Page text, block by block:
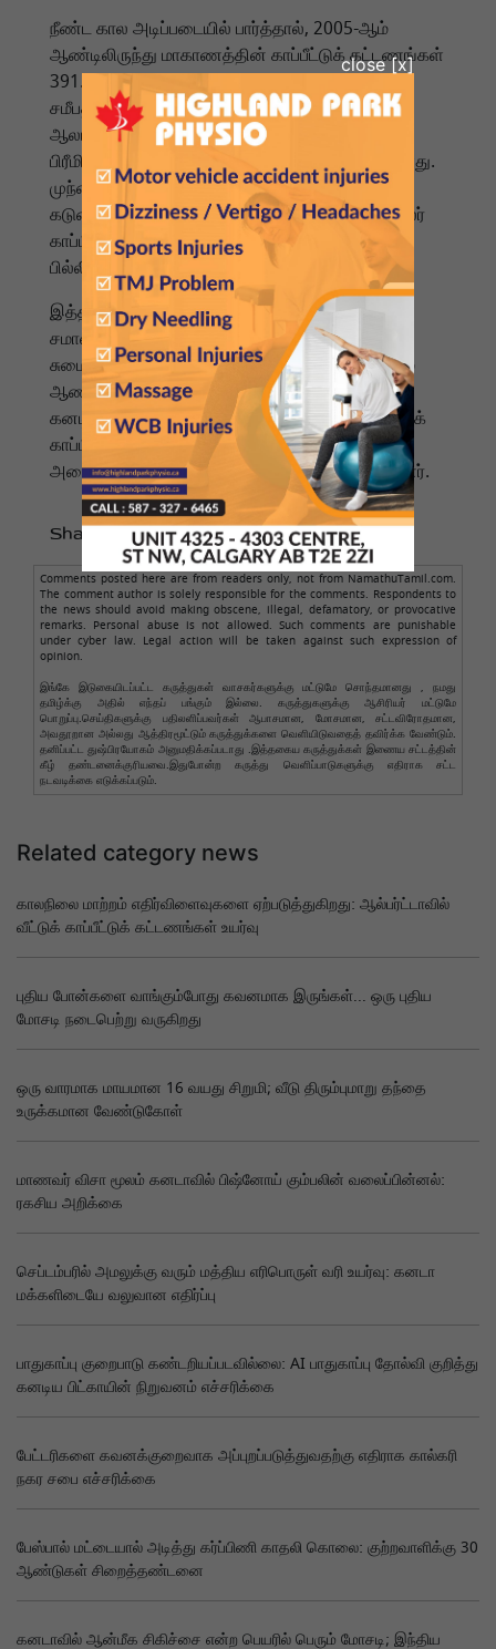
நீண்ட கால அடிப்படையில் பார்த்தால், 2005-ஆம்
ஆண்டிலிருந்து மாகாணத்தின் காப்பீட்டுக் கட்டணங்கள்
391.6 சதவீதம் அதிகரித்துள்ளன. மாகாணத்தில்
சமீபத்தில் ஏற்பட்ட காட்டுத்தீ மற்றும் கடுமையான
ஆலங்கட்டி மழையானது, காப்பீட்டு நிறுவனங்களை
பிரீமியங்களை கடுமையாக உயர்த்த நிர்பந்தித்துள்ளது.
முந்தைய ஆண்டுகளில், கால்கரியில் ஏற்பட்ட
கடுமையான ஆலங்கட்டி மழையால் 3 பில்லியன் டாலர்
காப்பீட்டு இழப்புகளும், ஜாஸ்பர் காட்டுத்தீயால் 1.1
பில்லியன் டாலர் இழப்புகளும் ஏற்பட்டன.
இத்தகைய பெரும் நிதிச் சுமைகளைச்
சமாளிப்பதற்காக, காப்பீட்டு நிறுவனங்கள் இந்தச்
சுமையை நுகர்வோர் மீது சுமத்தி வருகின்றன. வரும்
ஆண்டுகளில், மோசமான வானிலை நிலைகள்
கனடியர்களின் நிதிப் பாதுகாப்பிற்கும் நாட்டின் வீட்டுக்
காப்பீட்டுச் சந்தைக்கும் தொடர்ந்து ஒரு சவாலாக
அமையும் என்று இத்துறை வல்லுநர்கள் நம்புகின்றனர்.
Share to :
Comments posted here are from readers only, not from NamathuTamil.com.
The comment author is solely responsible for the comments. Respondents to
the news should avoid making obscene, illegal, defamatory, or provocative
remarks. Personal abuse is not allowed. Such comments are punishable
under cyber law. Legal action will be taken against such expression of
opinion.
இங்கே இடுகையிடப்பட்ட கருத்துகள் வாசகர்களுக்கு மட்டுமே சொந்தமானது , நமது
தமிழ்க்கு அதில் எந்தப் பங்கும் இல்லை. கருத்துகளுக்கு ஆசிரியர் மட்டுமே
பொறுப்பு.செய்திகளுக்கு பதிலளிப்பவர்கள் ஆபாசமான, மோசமான, சட்டவிரோதமான,
அவதூறான அல்லது ஆத்திரமூட்டும் கருத்துக்களை வெளியிடுவதைத் தவிர்க்க வேண்டும்.
தனிப்பட்ட துஷ்பிரயோகம் அனுமதிக்கப்படாது .இத்தகைய கருத்துக்கள் இணைய சட்டத்தின்
கீழ் தண்டனைக்குரியவை.இதுபோன்ற கருத்து வெளிப்பாடுகளுக்கு எதிராக சட்ட
நடவடிக்கை எடுக்கப்படும்.
Related category news
காலநிலை மாற்றம் எதிர்விளைவுகளை ஏற்படுத்துகிறது: ஆல்பர்ட்டாவில்
வீட்டுக் காப்பீட்டுக் கட்டணங்கள் உயர்வு
புதிய போன்களை வாங்கும்போது கவனமாக இருங்கள்... ஒரு புதிய
மோசடி நடைபெற்று வருகிறது
ஒரு வாரமாக மாயமான 16 வயது சிறுமி; வீடு திரும்புமாறு தந்தை
உருக்கமான வேண்டுகோள்
மாணவர் விசா மூலம் கனடாவில் பிஷ்னோய் கும்பலின் வலைப்பின்னல்:
ரகசிய அறிக்கை
செப்டம்பரில் அமலுக்கு வரும் மத்திய எரிபொருள் வரி உயர்வு: கனடா
மக்களிடையே வலுவான எதிர்ப்பு
பாதுகாப்பு குறைபாடு கண்டறியப்படவில்லை: AI பாதுகாப்பு தோல்வி குறித்து
கனடிய பிட்காயின் நிறுவனம் எச்சரிக்கை
பேட்டரிகளை கவனக்குறைவாக அப்புறப்படுத்துவதற்கு எதிராக கால்கரி
நகர சபை எச்சரிக்கை
பேஸ்பால் மட்டையால் அடித்து கர்ப்பிணி காதலி கொலை: குற்றவாளிக்கு 30
ஆண்டுகள் சிறைத்தண்டனை
கனடாவில் ஆன்மீக சிகிச்சை என்ற பெயரில் பெரும் மோசடி; இந்திய